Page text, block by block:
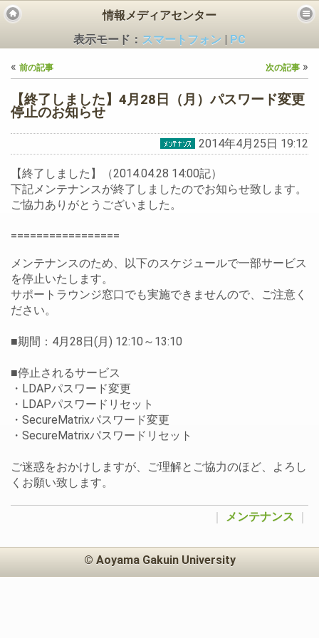
情報メディアセンター
表示モード： スマートフォン
PC
« 前の記事 次の記事 »
【終了しました】4月28日（月）パスワード変更
停止のお知らせ
2014年4月25日 19:12
【終了しました】（2014.04.28 14:00記）
下記メンテナンスが終了しましたのでお知らせ致します。
ご協力ありがとうございました。
=================
メンテナンスのため、以下のスケジュールで一部サービス
を停止いたします。
サポートラウンジ窓口でも実施できませんので、ご注意く
ださい。
■期間：4月28日(月) 12:10～13:10
■停止されるサービス
・LDAPパスワード変更
・LDAPパスワードリセット
・SecureMatrixパスワード変更
・SecureMatrixパスワードリセット
ご迷惑をおかけしますが、ご理解とご協力のほど、よろし
くお願い致します。
メンテナンス
© Aoyama Gakuin University